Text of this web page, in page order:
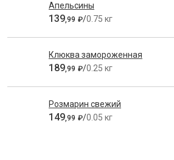
Апельсины
139,99 ₽/0.75 кг
Клюква замороженная
189,99 ₽/0.25 кг
Розмарин свежий
149,99 ₽/0.05 кг